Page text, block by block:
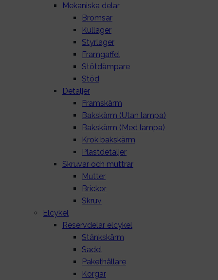
Mekaniska delar
Bromsar
Kullager
Styrlager
Framgaffel
Stötdämpare
Stöd
Detaljer
Framskärm
Bakskärm (Utan lampa)
Bakskärm (Med lampa)
Krok bakskärm
Plastdetaljer
Skruvar och muttrar
Mutter
Brickor
Skruv
Elcykel
Reservdelar elcykel
Stänkskärm
Sadel
Pakethållare
Korgar